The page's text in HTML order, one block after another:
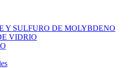
Y SULFURO DE MOLYBDENO
VIDRIO